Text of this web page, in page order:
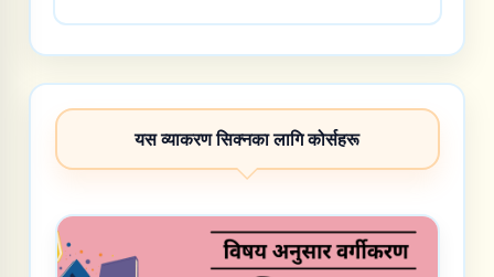
यस व्याकरण सिक्नका लागि कोर्सहरू